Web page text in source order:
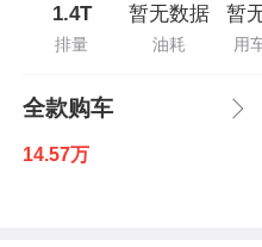
1.4T
排量
暂无数据
油耗
暂
用
全款购车
14.57万